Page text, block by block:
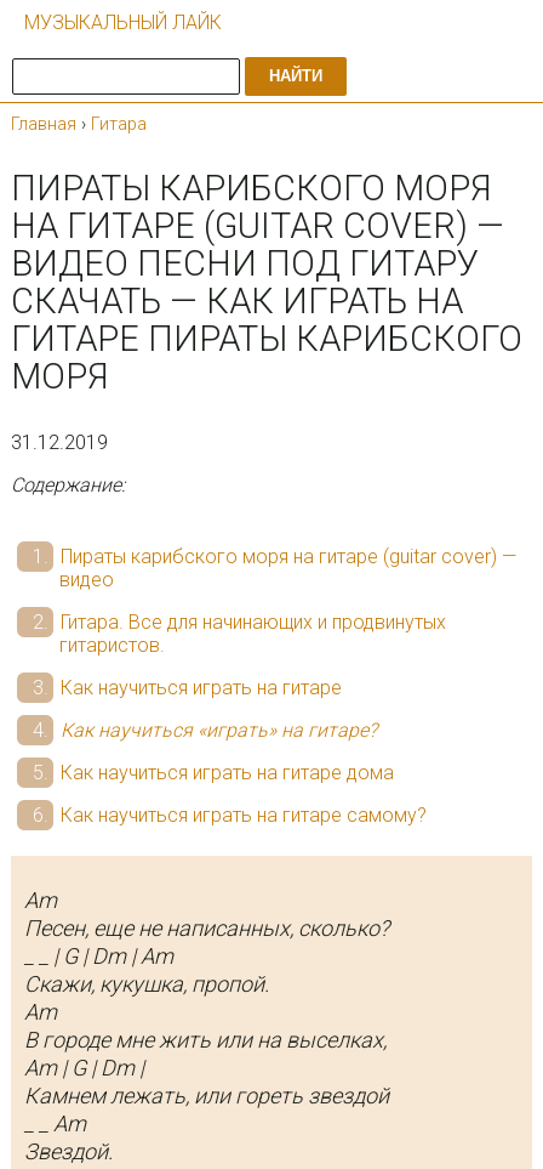
МУЗЫКАЛЬНЫЙ ЛАЙК
НАЙТИ
Главная › Гитара
ПИРАТЫ КАРИБСКОГО МОРЯ
НА ГИТАРЕ (GUITAR COVER) —
ВИДЕО ПЕСНИ ПОД ГИТАРУ
СКАЧАТЬ — КАК ИГРАТЬ НА
ГИТАРЕ ПИРАТЫ КАРИБСКОГО
МОРЯ
31.12.2019
Содержание:
Пираты карибского моря на гитаре (guitar cover) —
видео
Гитара. Все для начинающих и продвинутых
гитаристов.
Как научиться играть на гитаре
Как научиться «играть» на гитаре?
Как научиться играть на гитаре дома
Как научиться играть на гитаре самому?
Am
Песен, еще не написанных, сколько?
_ _ | G | Dm | Am
Скажи, кукушка, пропой.
Am
В городе мне жить или на выселках,
Am | G | Dm |
Камнем лежать, или гореть звездой
_ _ Am
Звездой.